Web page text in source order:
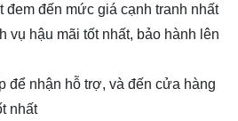
đem đến mức giá cạnh tranh nhất
vụ hậu mãi tốt nhất, bảo hành lên
để nhận hỗ trợ, và đến cửa hàng
nhất